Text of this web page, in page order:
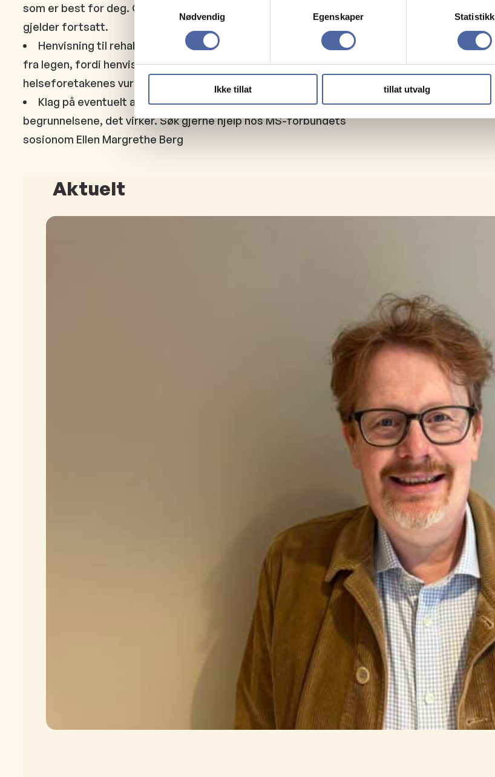
Nødvendig
Egenskaper Statistikk
Ikke tillat tillat utvalg
som er best for deg. Ordningen med fritt behandlingssted
gjelder fortsatt.
Henvisning til rehabilitering må ha god medisinsk begrunnelse
fra legen, fordi henvisningen nå må godkjennes av
helseforetakenes vurderingsenheter.
Klag på eventuelt avslag, det er en rettighet du har. Utdyp
begrunnelsene, det virker. Søk gjerne hjelp hos MS-forbundets
sosionom Ellen Margrethe Berg
Aktuelt